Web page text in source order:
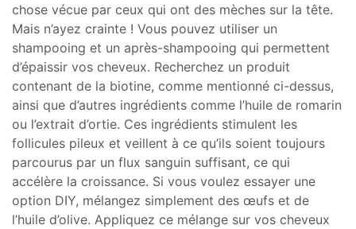
chose vécue par ceux qui ont des mèches sur la tête.
Mais n’ayez crainte ! Vous pouvez utiliser un
shampooing et un après-shampooing qui permettent
d’épaissir vos cheveux. Recherchez un produit
contenant de la biotine, comme mentionné ci-dessus,
ainsi que d’autres ingrédients comme l’huile de romarin
ou l’extrait d’ortie. Ces ingrédients stimulent les
follicules pileux et veillent à ce qu’ils soient toujours
parcourus par un flux sanguin suffisant, ce qui
accélère la croissance. Si vous voulez essayer une
option DIY, mélangez simplement des œufs et de
l’huile d’olive. Appliquez ce mélange sur vos cheveux